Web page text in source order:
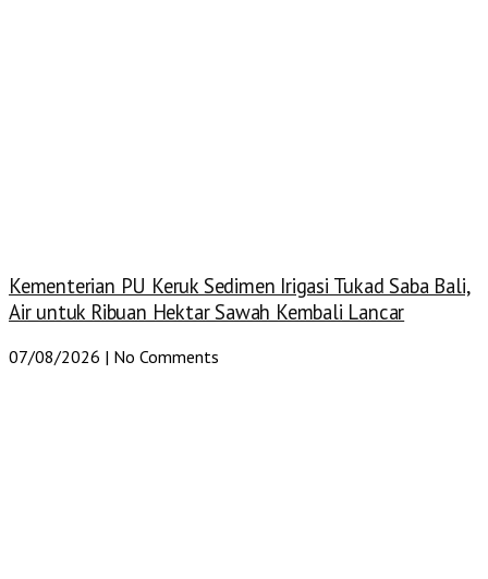
Kementerian PU Keruk Sedimen Irigasi Tukad Saba Bali,
Air untuk Ribuan Hektar Sawah Kembali Lancar
07/08/2026 No Comments